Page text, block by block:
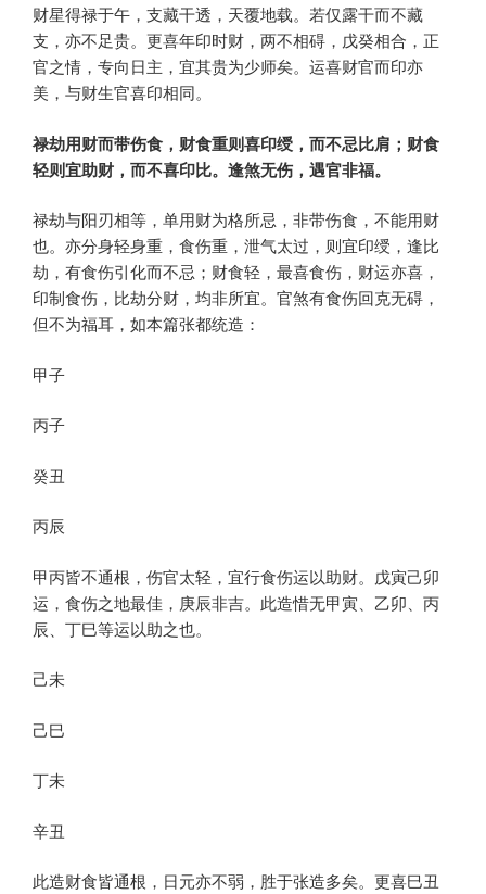
财星得禄于午，支藏干透，天覆地载。若仅露干而不藏
支，亦不足贵。更喜年印时财，两不相碍，戊癸相合，正
官之情，专向日主，宜其贵为少师矣。运喜财官而印亦
美，与财生官喜印相同。
禄劫用财而带伤食，财食重则喜印绶，而不忌比肩；财食
轻则宜助财，而不喜印比。逢煞无伤，遇官非福。
禄劫与阳刃相等，单用财为格所忌，非带伤食，不能用财
也。亦分身轻身重，食伤重，泄气太过，则宜印绶，逢比
劫，有食伤引化而不忌；财食轻，最喜食伤，财运亦喜，
印制食伤，比劫分财，均非所宜。官煞有食伤回克无碍，
但不为福耳，如本篇张都统造：
甲子
丙子
癸丑
丙辰
甲丙皆不通根，伤官太轻，宜行食伤运以助财。戊寅己卯
运，食伤之地最佳，庚辰非吉。此造惜无甲寅、乙卯、丙
辰、丁巳等运以助之也。
己未
己巳
丁未
辛丑
此造财食皆通根，日元亦不弱，胜于张造多矣。更喜巳丑